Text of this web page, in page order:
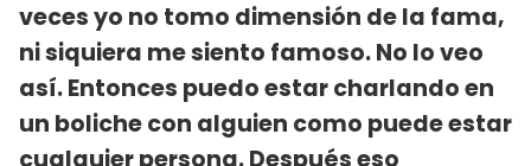
veces yo no tomo dimensión de la fama,
ni siquiera me siento famoso. No lo veo
así. Entonces puedo estar charlando en
un boliche con alguien como puede estar